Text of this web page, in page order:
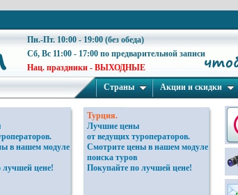
Пн.-Пт. 10:00 - 19:00 (без обеда)
Сб, Вс 11:00 - 17:00 по предварительной записи
Нац. праздники - ВЫХОДНЫЕ
Страны Акции и скидки
в нашем модуле
лучшей цене!
Турция.
Лучшие цены
от ведущих туроператоров.
Смотрите цены в нашем модуле
поиска туров
Покупайте по лучшей цене!